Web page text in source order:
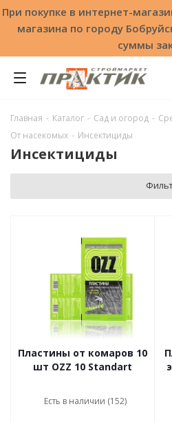
При покупке в интернет-
магазина по городу
суммы
Главная - Каталог - Сад и огород -
От насекомых - Инсектициды
Инсектициды
Пластины от комаров 10
шт OZZ 10 Standart
Есть в наличии (152)